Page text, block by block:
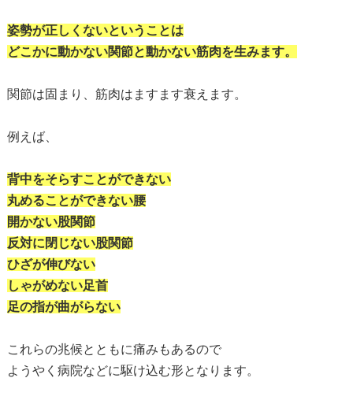
姿勢が正しくないということは
どこかに動かない関節と動かない筋肉を生みます。
関節は固まり、筋肉はますます衰えます。
例えば、
背中をそらすことができない
丸めることができない腰
開かない股関節
反対に閉じない股関節
ひざが伸びない
しゃがめない足首
足の指が曲がらない
これらの兆候とともに痛みもあるので
ようやく病院などに駆け込む形となります。